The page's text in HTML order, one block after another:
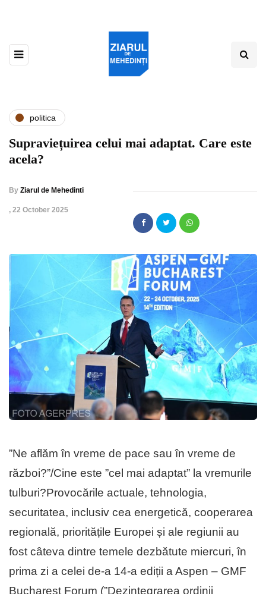
politica
Supraviețuirea celui mai adaptat. Care este
acela?
By Ziarul de Mehedinti
, 22 October 2025
”Ne aflăm în vreme de pace sau în vreme de
război?”/Cine este ”cel mai adaptat” la vremurile
tulburi?Provocările actuale, tehnologia,
securitatea, inclusiv cea energetică, cooperarea
regională, prioritățile Europei și ale regiunii au
fost câteva dintre temele dezbătute miercuri, în
prima zi a celei de-a 14-a ediții a Aspen – GMF
Bucharest Forum (”Dezintegrarea ordinii